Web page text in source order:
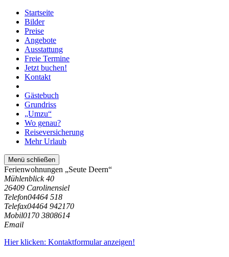
Startseite
Bilder
Preise
Angebote
Ausstattung
Freie Termine
Jetzt buchen!
Kontakt
Gästebuch
Grundriss
„Umzu“
Wo genau?
Reiseversicherung
Mehr Urlaub
Menü schließen
Ferienwohnungen „Seute Deern“
Mühlenblick 40
26409 Carolinensiel
Telefon04464 518
Telefax04464 942170
Mobil0170 3808614
Email
Hier klicken: Kontaktformular anzeigen!